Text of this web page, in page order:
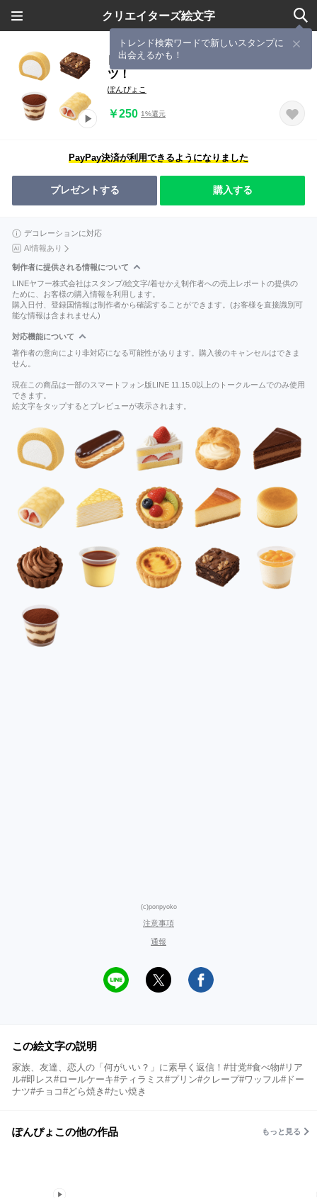
クリエイターズ絵文字
トレンド検索ワードで新しいスタンプに
出会えるかも！
▶︎動く！毎日食べたいコンビニスイー
ツ！
ぽんぴょこ
￥250 1%還元
PayPay決済が利用できるようになりました
プレゼントする 購入する
デコレーションに対応
AI情報あり
制作者に提供される情報について
LINEヤフー株式会社はスタンプ/絵文字/着せかえ制作者への売上レポートの提供の
ために、お客様の購入情報を利用します。
購入日付、登録国情報は制作者から確認することができます。(お客様を直接識別可
能な情報は含まれません)
対応機能について
著作者の意向により非対応になる可能性があります。購入後のキャンセルはできま
せん。
現在この商品は一部のスマートフォン版LINE 11.15.0以上のトークルームでのみ使用
できます。
絵文字をタップするとプレビューが表示されます。
(c)ponpyoko
注意事項
通報
この絵文字の説明
家族、友達、恋人の「何がいい？」に素早く返信！#甘党#食べ物#リア
ル#即レス#ロールケーキ#ティラミス#プリン#クレープ#ワッフル#ドー
ナツ#チョコ#どら焼き#たい焼き
ぽんぴょこの他の作品 もっと見る